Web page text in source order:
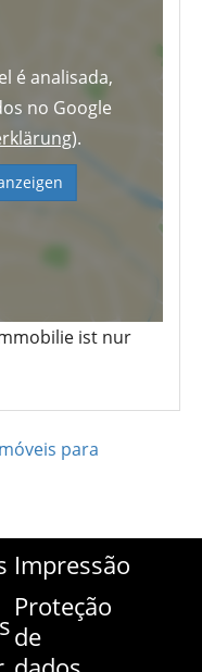
é analisada,
no Google
).
ist nur
para
Impressão
Proteção
de